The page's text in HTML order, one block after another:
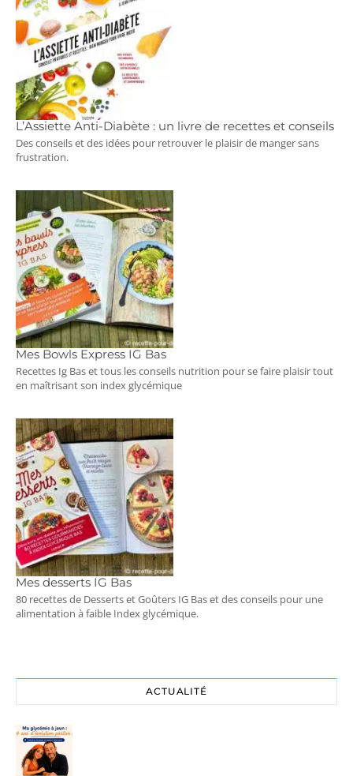
L’Assiette Anti-Diabète : un livre de recettes et conseils
Des conseils et des idées pour retrouver le plaisir de manger sans
frustration.
Mes Bowls Express IG Bas
Recettes Ig Bas et tous les conseils nutrition pour se faire plaisir tout
en maîtrisant son index glycémique
Mes desserts IG Bas
80 recettes de Desserts et Goûters IG Bas et des conseils pour une
alimentation à faible Index glycémique.
ACTUALITÉ